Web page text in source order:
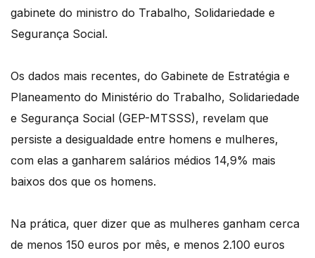
gabinete do ministro do Trabalho, Solidariedade e
Segurança Social.
Os dados mais recentes, do Gabinete de Estratégia e
Planeamento do Ministério do Trabalho, Solidariedade
e Segurança Social (GEP-MTSSS), revelam que
persiste a desigualdade entre homens e mulheres,
com elas a ganharem salários médios 14,9% mais
baixos dos que os homens.
Na prática, quer dizer que as mulheres ganham cerca
de menos 150 euros por mês, e menos 2.100 euros